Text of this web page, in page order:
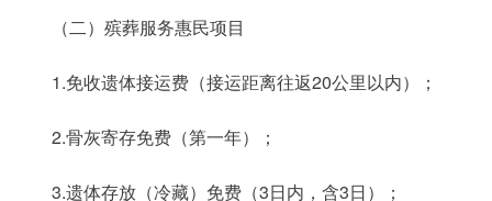
（二）殡葬服务惠民项目
1.免收遗体接运费（接运距离往返20公里以内）；
2.骨灰寄存免费（第一年）；
3.遗体存放（冷藏）免费（3日内，含3日）；